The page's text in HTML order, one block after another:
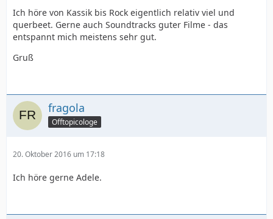
Ich höre von Kassik bis Rock eigentlich relativ viel und
querbeet. Gerne auch Soundtracks guter Filme - das
entspannt mich meistens sehr gut.
Gruß
fragola
Offtopicologe
20. Oktober 2016 um 17:18
Ich höre gerne Adele.